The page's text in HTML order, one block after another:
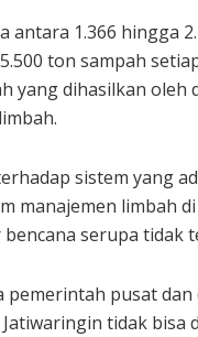
1.366 hingga
ton sampah
yang dihasilkan oleh
sistem yang
manajemen limbah
serupa tidak
pusat dan
tidak bisa